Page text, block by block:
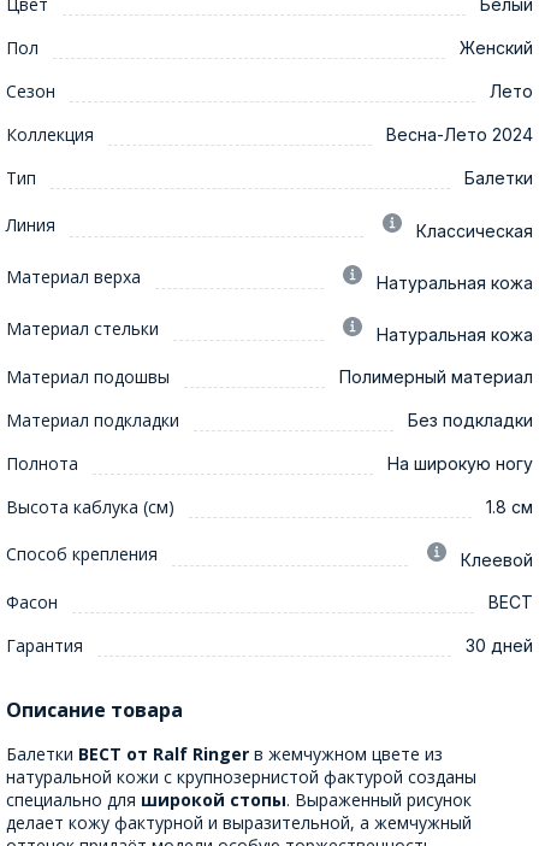
Пол Женский
Сезон Лето
Коллекция Весна-Лето 2024
Тип Балетки
Линия Классическая
Материал верха Натуральная кожа
Материал стельки Натуральная кожа
Материал подошвы Полимерный материал
Материал подкладки Без подкладки
Полнота На широкую ногу
Высота каблука (см) 1.8 см
Способ крепления Клеевой
Фасон ВЕСТ
Гарантия 30 дней
Описание товара
Балетки ВЕСТ от Ralf Ringer в жемчужном цвете из
натуральной кожи с крупнозернистой фактурой созданы
специально для широкой стопы. Выраженный рисунок
делает кожу фактурной и выразительной, а жемчужный